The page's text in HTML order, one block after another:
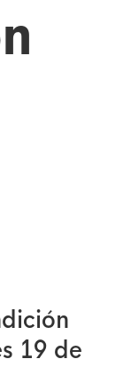
19 de